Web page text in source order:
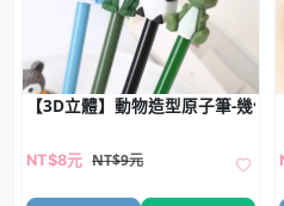
【3D立體】動物造型原子筆-幾何
NT$8元 NT$9元